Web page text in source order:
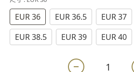
EUR 36 EUR 36.5 EUR 37
EUR 38.5
EUR 39 EUR 40